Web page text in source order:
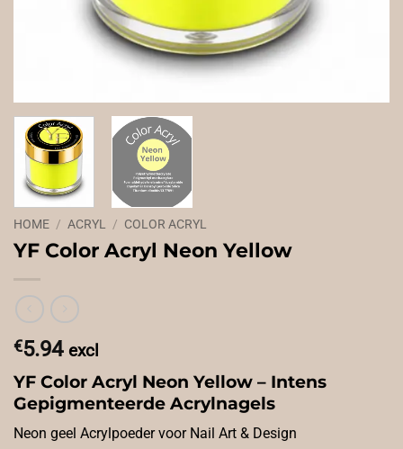
HOME / ACRYL / COLOR ACRYL
YF Color Acryl Neon Yellow
€5.94 excl
YF Color Acryl Neon Yellow – Intens
Gepigmenteerde Acrylnagels
Neon geel Acrylpoeder voor Nail Art & Design